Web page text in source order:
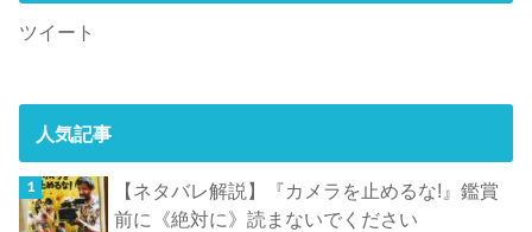
ツイート
人気記事
【ネタバレ解説】『カメラを止めるな!』鑑賞
前に《絶対に》読まないでください